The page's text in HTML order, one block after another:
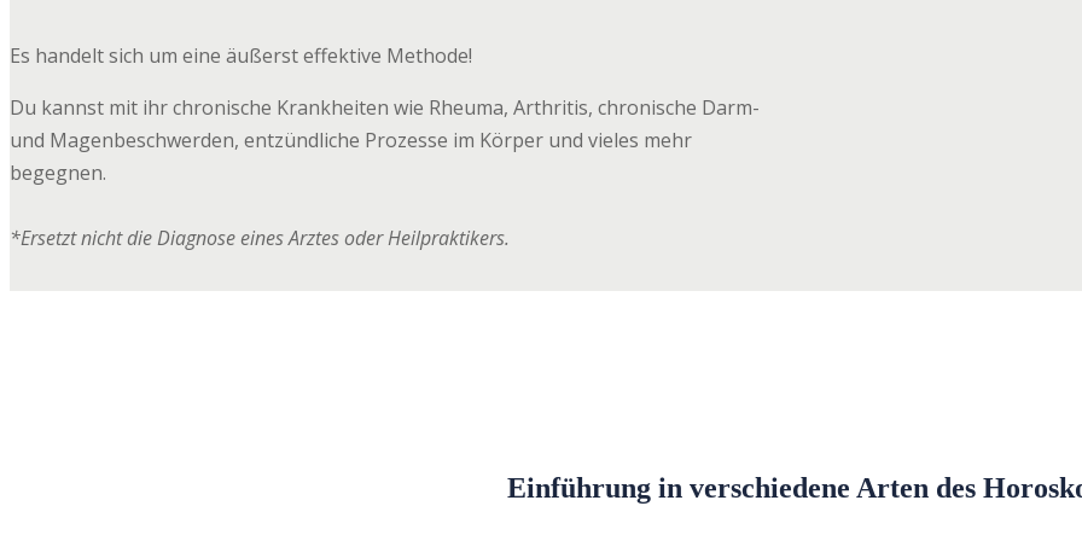
Es handelt sich um eine äußerst effektive Methode!
Du kannst mit ihr chronische Krankheiten wie Rheuma, Arthritis, chronische Darm-
und Magenbeschwerden, entzündliche Prozesse im Körper und vieles mehr
begegnen.
*Ersetzt nicht die Diagnose eines Arztes oder Heilpraktikers.
Einführung in verschiedene Arten des